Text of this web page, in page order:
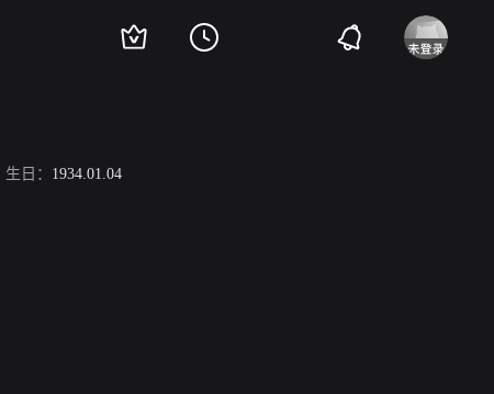
生日： 1934.01.04